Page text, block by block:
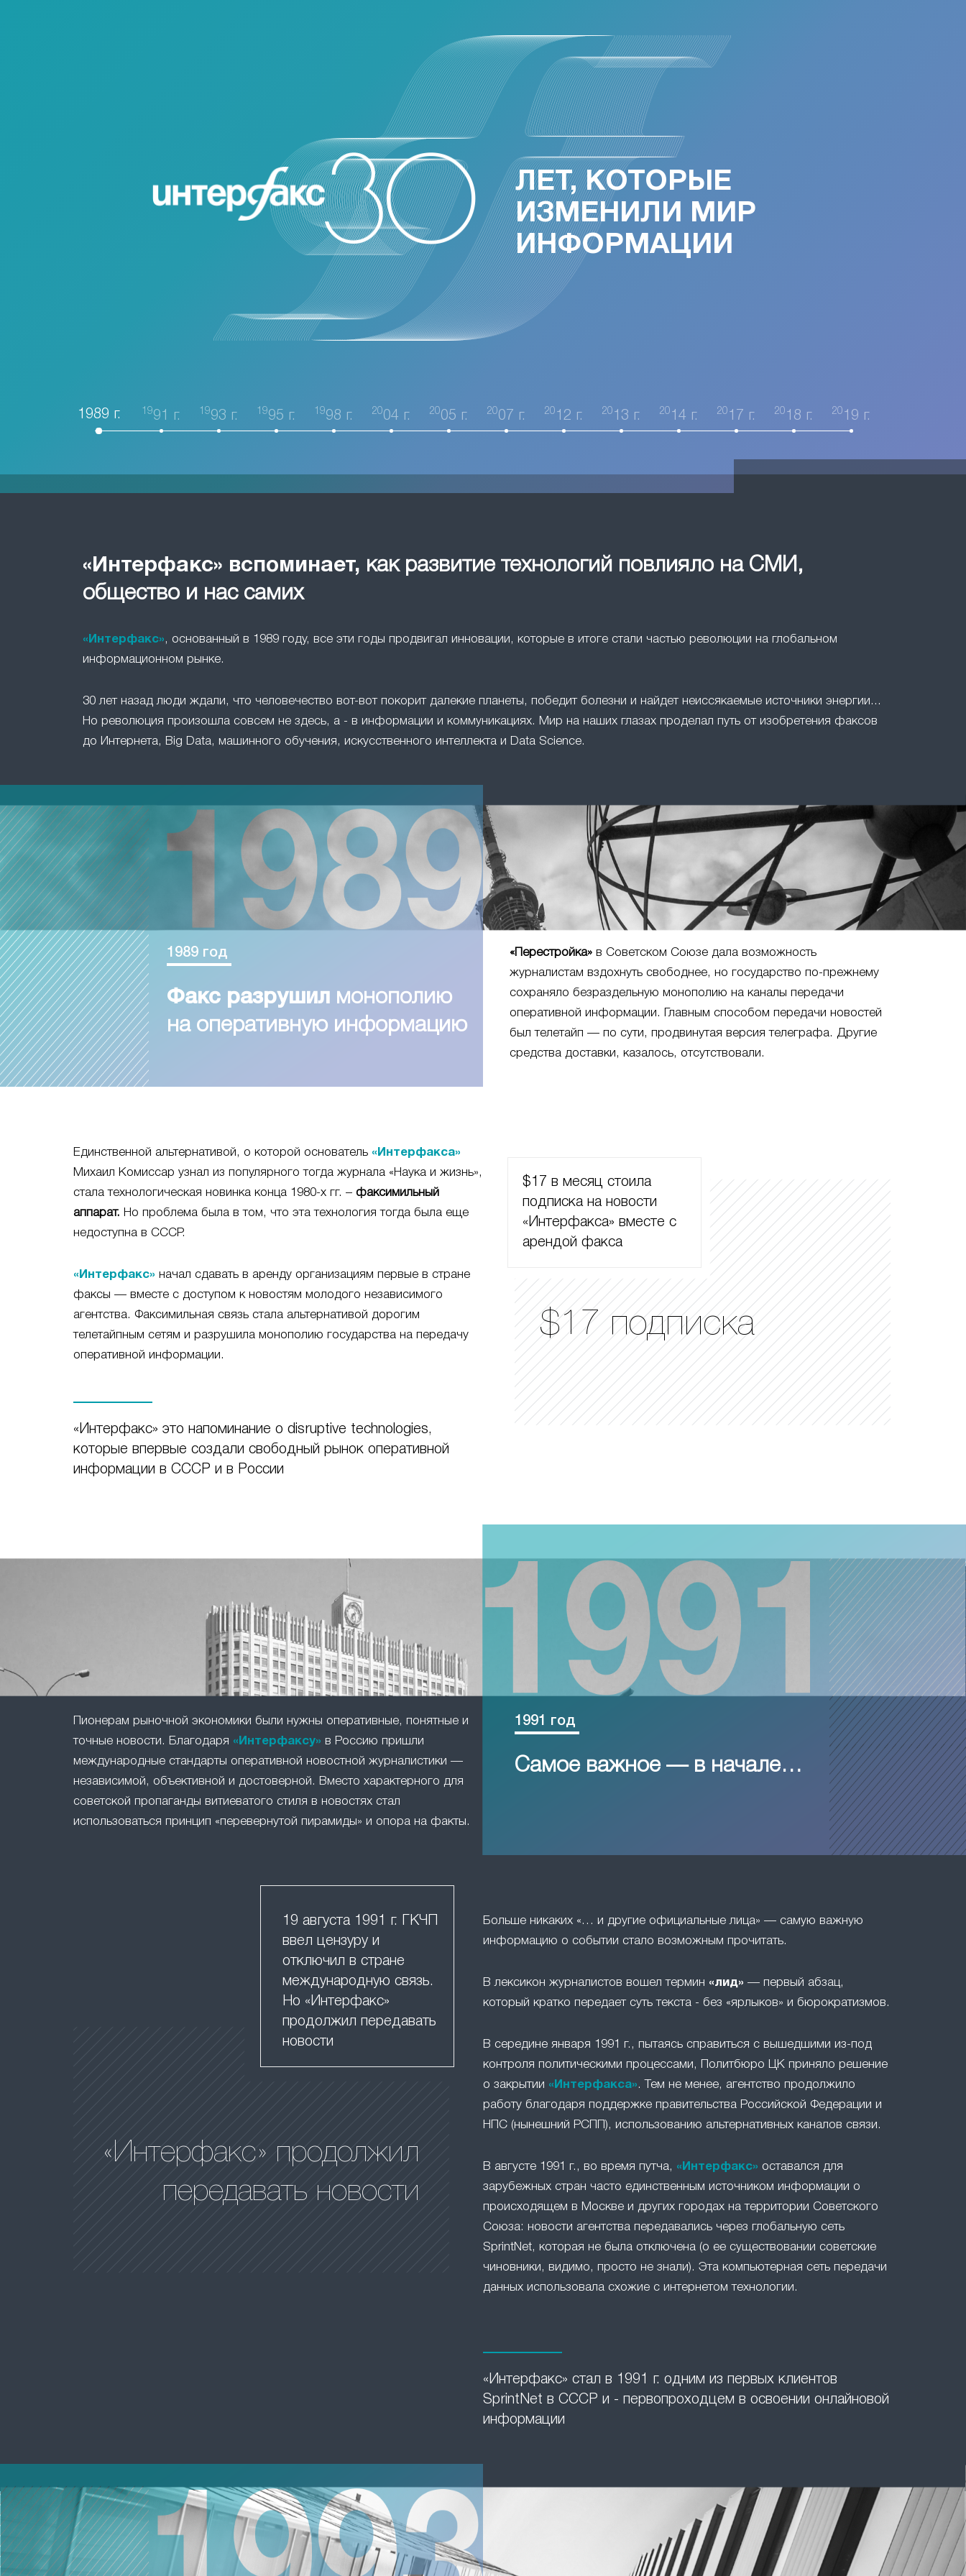
ЛЕТ, КОТОРЫЕ
ИЗМЕНИЛИ МИР
ИНФОРМАЦИИ
1989 г. 1991 г. 1993 г. 1995 г. 1998 г. 2004 г. 2005 г. 2007 г. 20 12 г. 20 13 г. 20 14 г. 20 17 г. 20 18 г. 20 19 г.
«Интерфакс» вспоминает, как развитие технологий повлияло на СМИ,
общество и нас самих
«Интерфакс», основанный в 1989 году, все эти годы продвигал инновации, которые в итоге стали частью революции на глобальном
информационном рынке.
30 лет назад люди ждали, что человечество вот-вот покорит далекие планеты, победит болезни и найдет неиссякаемые источники энергии...
Но революция произошла совсем не здесь, а - в информации и коммуникациях. Мир на наших глазах проделал путь от изобретения факсов
до Интернета, Big Data, машинного обучения, искусственного интеллекта и Data Science.
1989 год
Факс разрушил
монополию
на оперативную информацию
«Перестройка» в Советском Союзе дала возможность
журналистам вздохнуть свободнее, но государство по-прежнему
сохраняло безраздельную монополию на каналы передачи
оперативной информации. Главным способом передачи новостей
был телетайп — по сути, продвинутая версия телеграфа. Другие
средства доставки, казалось, отсутствовали.
Единственной альтернативой, о которой основатель «Интерфакса»
Михаил Комиссар узнал из популярного тогда журнала «Наука и жизнь»,
стала технологическая новинка конца 1980-х гг. – факсимильный
аппарат. Но проблема была в том, что эта технология тогда была еще
недоступна в СССР.
«Интерфакс» начал сдавать в аренду организациям первые в стране
факсы — вместе с доступом к новостям молодого независимого
агентства. Факсимильная связь стала альтернативой дорогим
телетайпным сетям и разрушила монополию государства на передачу
оперативной информации.
«Интерфакс» это напоминание о disruptive technologies,
которые впервые создали свободный рынок оперативной
информации в СССР и в России
$17 в месяц стоила
подписка на новости
«Интерфакса» вместе с
арендой факса
$17 подписка
Пионерам рыночной экономики были нужны оперативные, понятные и
точные новости. Благодаря «Интерфаксу» в Россию пришли
международные стандарты оперативной новостной журналистики —
независимой, объективной и достоверной. Вместо характерного для
советской пропаганды витиеватого стиля в новостях стал
использоваться принцип «перевернутой пирамиды» и опора на факты.
1991 год
Самое важное — в начале…
19 августа 1991 г. ГКЧП
ввел цензуру и
отключил в стране
международную связь.
Но «Интерфакс»
продолжил передавать
новости
«Интерфакс» продолжил
передавать новости
Больше никаких «… и другие официальные лица» — самую важную
информацию о событии стало возможным прочитать.
В лексикон журналистов вошел термин «лид» — первый абзац,
который кратко передает суть текста - без «ярлыков» и бюрократизмов.
В середине января 1991 г., пытаясь справиться с вышедшими из-под
контроля политическими процессами, Политбюро ЦК приняло решение
о закрытии «Интерфакса». Тем не менее, агентство продолжило
работу благодаря поддержке правительства Российской Федерации и
НПС (нынешний РСПП), использованию альтернативных каналов связи.
В августе 1991 г., во время путча, «Интерфакс» оставался для
зарубежных стран часто единственным источником информации о
происходящем в Москве и других городах на территории Советского
Союза: новости агентства передавались через глобальную сеть
SprintNet, которая не была отключена (о ее существовании советские
чиновники, видимо, просто не знали). Эта компьютерная сеть передачи
данных использовала схожие с интернетом технологии.
«Интерфакс» стал в 1991 г. одним из первых клиентов
SprintNet в СССР и - первопроходцем в освоении онлайновой
информации